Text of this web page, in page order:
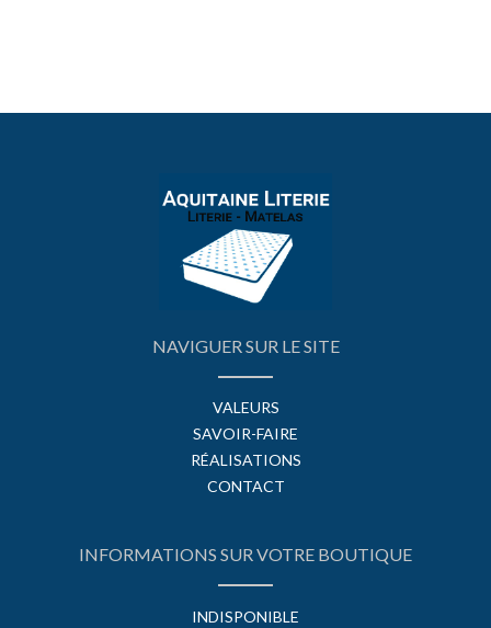
NAVIGUER SUR LE SITE
VALEURS
SAVOIR-FAIRE
RÉALISATIONS
CONTACT
INFORMATIONS SUR VOTRE BOUTIQUE
INDISPONIBLE